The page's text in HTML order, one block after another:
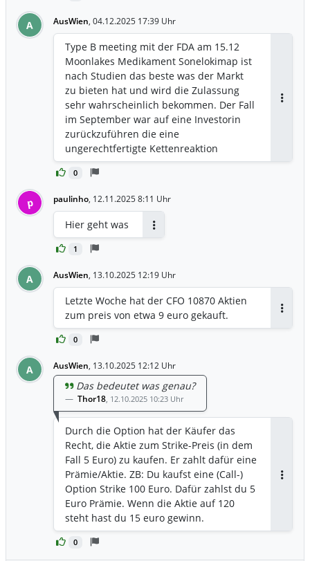
A AusWien, 04.12.2025 17:39 Uhr
0
Type B meeting mit der FDA am 15.12
Moonlakes Medikament Sonelokimap ist
nach Studien das beste was der Markt
zu bieten hat und wird die Zulassung
sehr wahrscheinlich bekommen. Der Fall
im September war auf eine Investorin
zurückzuführen die eine
ungerechtfertigte Kettenreaktion
ausgelöst hat. Grund war 1 Patient in der
Placebo studie. Die Aktie fiel auf unter 6
wollte Moonlake schon auskaufen (etwa
47$ pro Aktie) und Moonlake hat
abgelehnt. Das war vor dem Fall als die
Aktie noch über 60 wert war. Analysten
und 120, manche sogar mit 210 (nach
fundierten modellrechnungen) sollte
Moonlake aufgekauft werden. Ich halte
40-60 ohne Übernahme realistisch. Der
Marktwert für sen Verkauf des
Homepage nachzulesen. Seit meinem
letztem Post am 13.0ktober ist die Aktie
von 10,66 auf etwa 14,60 gestiegen. Der
Freefloat ist gering, der Bärenanteil wird
von konstitutionellen Investoren
gehalten. Das ist keine Werbung und
keine empfehlung zum Kauf. Alle
Kursangaben sind rein spekulativ. Ich
bin investiert seit anfang Oktober.
p paulinho, 12.11.2025 8:11 Uhr
1
Hier geht was
A AusWien, 13.10.2025 12:19 Uhr
0
Letzte Woche hat der CFO 10870 Aktien
zum preis von etwa 9 euro gekauft.
A AusWien, 13.10.2025 12:12 Uhr
0
Das bedeutet was genau?
Thor18, 12.10.2025 10:23 Uhr
Durch die Option hat der Käufer das
Recht, die Aktie zum Strike-Preis (in dem
Fall 5 Euro) zu kaufen. Er zahlt dafür eine
Prämie/Aktie. ZB: Du kaufst eine (Call-)
Option Strike 100 Euro. Dafür zahlst du 5
Euro Prämie. Wenn die Aktie auf 120
steht hast du 15 euro gewinn.